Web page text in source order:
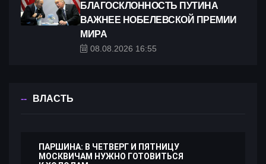
БЛАГОСКЛОННОСТЬ ПУТИНА
ВАЖНЕЕ НОБЕЛЕВСКОЙ ПРЕМИИ
МИРА
08.08.2026 16:55
ВЛАСТЬ
ПАРШИНА: В ЧЕТВЕРГ И ПЯТНИЦУ
МОСКВИЧАМ НУЖНО ГОТОВИТЬСЯ